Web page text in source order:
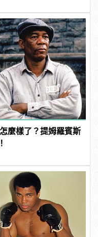
麼樣了？提姆羅賓斯